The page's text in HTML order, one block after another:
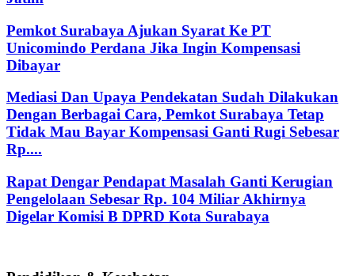
Pemkot Surabaya Ajukan Syarat Ke PT
Unicomindo Perdana Jika Ingin Kompensasi
Dibayar
Mediasi Dan Upaya Pendekatan Sudah Dilakukan
Dengan Berbagai Cara, Pemkot Surabaya Tetap
Tidak Mau Bayar Kompensasi Ganti Rugi Sebesar
Rp....
Rapat Dengar Pendapat Masalah Ganti Kerugian
Pengelolaan Sebesar Rp. 104 Miliar Akhirnya
Digelar Komisi B DPRD Kota Surabaya